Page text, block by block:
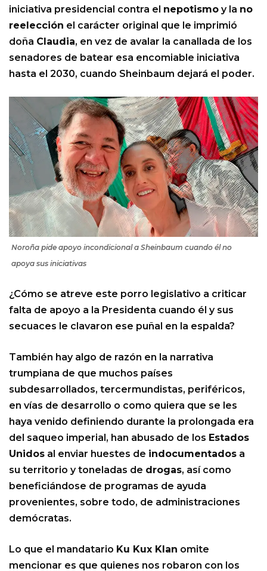
iniciativa presidencial contra el nepotismo y la no
reelección el carácter original que le imprimió
doña Claudia, en vez de avalar la canallada de los
senadores de batear esa encomiable iniciativa
hasta el 2030, cuando Sheinbaum dejará el poder.
Noroña pide apoyo incondicional a Sheinbaum cuando él no
apoya sus iniciativas
¿Cómo se atreve este porro legislativo a criticar
falta de apoyo a la Presidenta cuando él y sus
secuaces le clavaron ese puñal en la espalda?
También hay algo de razón en la narrativa
trumpiana de que muchos países
subdesarrollados, tercermundistas, periféricos,
en vías de desarrollo o como quiera que se les
haya venido definiendo durante la prolongada era
del saqueo imperial, han abusado de los Estados
Unidos al enviar huestes de indocumentados a
su territorio y toneladas de drogas, así como
beneficiándose de programas de ayuda
provenientes, sobre todo, de administraciones
demócratas.
Lo que el mandatario Ku Kux Klan omite
mencionar es que quienes nos robaron con los